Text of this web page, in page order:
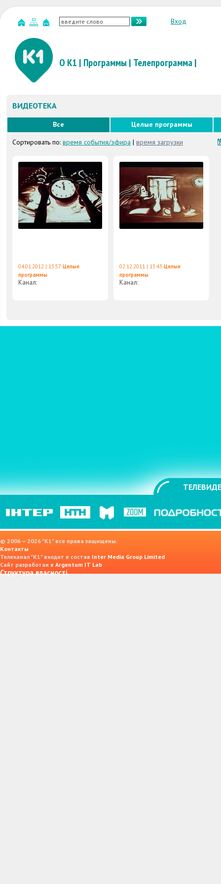
Вход
О К1 | Программы | Телепрограмма|
ВИДЕОТЕКА
Все
Целые программы
Сортировать по: время события/эфира | время загрузки
04.01.2012 | 13:57 Целые
программы
Канал:
02.12.2011 | 13:43 Целые
программы
Канал:
© 2006 — 2026 "K1" все права защищены.
Контакты
Телеканал "К1" входит в состав Inter Media Group Limited
Сайт разработан в Argentum IT Lab
Структура власності